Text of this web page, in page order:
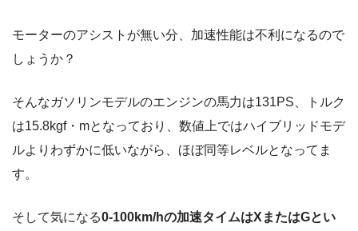
モーターのアシストが無い分、加速性能は不利になるので
しょうか？
そんなガソリンモデルのエンジンの馬力は131PS、トルク
は15.8kgf・mとなっており、数値上ではハイブリッドモデ
ルよりわずかに低いながら、ほぼ同等レベルとなってま
す。
そして気になる0-100km/hの加速タイムはXまたはGとい